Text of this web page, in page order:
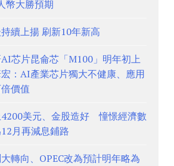
幣大勝預期
續上揚 刷新10年新高
芯片昆侖芯「M100」明年初上
：AI產業芯片獨大不健康、應用
價值
美元、金股造好 憧憬經濟數
月再減息鋪路
轉向、OPEC改為預計明年略為